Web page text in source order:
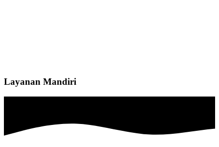
Layanan Mandiri